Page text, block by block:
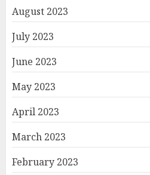
August 2023
July 2023
June 2023
May 2023
April 2023
March 2023
February 2023